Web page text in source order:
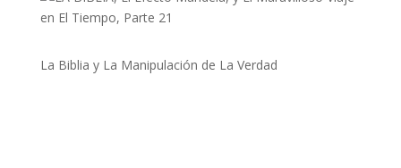
La Biblia y La Manipulación de La Verdad